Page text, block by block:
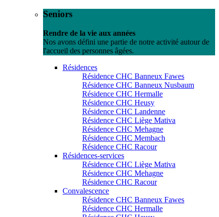
Seniors
Rendre de la vie aux années
Nos avons défini une partie de notre activité autour de
l'accueil des personnes âgées.
Résidences
Résidence CHC Banneux Fawes
Résidence CHC Banneux Nusbaum
Résidence CHC Hermalle
Résidence CHC Heusy
Résidence CHC Landenne
Résidence CHC Liège Mativa
Résidence CHC Mehagne
Résidence CHC Membach
Résidence CHC Racour
Résidences-services
Résidence CHC Liège Mativa
Résidence CHC Mehagne
Résidence CHC Racour
Convalescence
Résidence CHC Banneux Fawes
Résidence CHC Hermalle